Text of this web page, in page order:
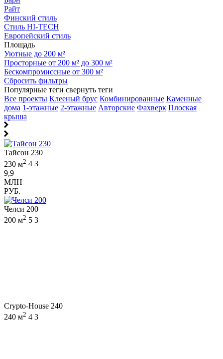
Райт
Финский стиль
Стиль HI-TECH
Европейский стиль
Площадь
Уютные до 200 м²
Просторные от 200 м² до 300 м²
Бескомпромиссные от 300 м²
Сбросить фильтры
Популярные теги свернуть теги
Все проекты Клееный брус Комбинированные Каменные
дома 1-этажные 2-этажные Авторские Фахверк Плоская
крыша
Тайсон 230
230 м2 4 3
9,9
МЛН
РУБ.
Челси 200
200 м2 5 3
Crypto-House 240
240 м2 4 3